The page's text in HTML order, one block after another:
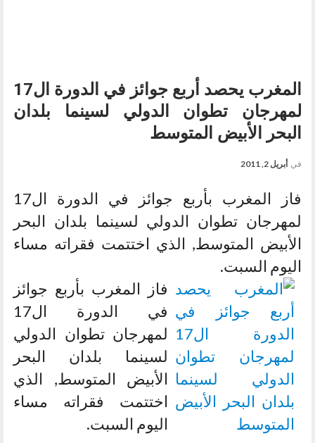
المغرب يحصد أربع جوائز في الدورة ال17
لمهرجان تطوان الدولي لسينما بلدان
البحر الأبيض المتوسط
في أبريل 2, 2011
فاز المغرب بأربع جوائز في الدورة ال17
لمهرجان تطوان الدولي لسينما بلدان البحر
الأبيض المتوسط, الذي اختتمت فقراته مساء
اليوم السبت.
فاز المغرب بأربع جوائز
في الدورة ال17
لمهرجان تطوان الدولي
لسينما بلدان البحر
الأبيض المتوسط, الذي
اختتمت فقراته مساء
اليوم السبت.